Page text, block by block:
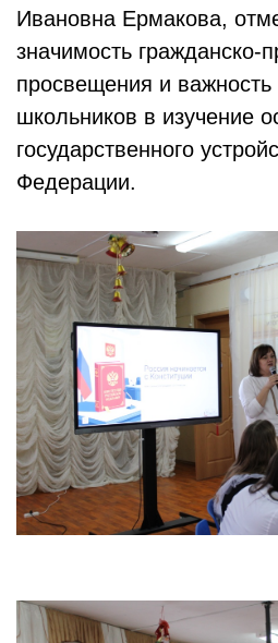
Ивановна Ермакова,
значимость гражданско-
просвещения и важность
школьников в изучение
государственного
Федерации.